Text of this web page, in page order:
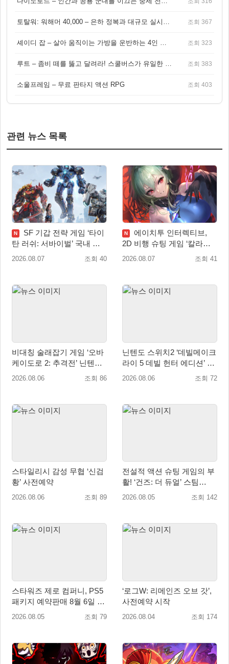
토탈워: 워해머 40,000 – 은하 정복과 대규모 실시간 전투가 결합된 전략 게임! 조회 367
셰이디 잡 – 살아 움직이는 가방을 운반하는 4인 협동 물리 어드벤처 게임 조회 323
루트 – 좀비 떼를 뚫고 달려라! 스쿨버스가 유일한 집이 되는 4인 협동 생존 게임 조회 383
소울프레임 – 무료 판타지 액션 RPG 조회 403
관련 뉴스 목록
N
SF 기갑 전략 게임 ‘타이
탄 러쉬: 서바이벌’ 국내 정
식 출시
2026.08.07 조회 40
N
에이치투 인터렉티브,
2D 비행 슈팅 게임 ‘칼라드
리우스2/다크 엘레멘트’ 올
2026.08.07 조회 41
비대칭 술래잡기 게임 ‘오바
케이도로 2: 추격전’ 닌텐도
eShop 출시
2026.08.06 조회 86
닌텐도 스위치2 ‘데빌메이크
라이 5 데빌 헌터 에디션’ 패
키지 제품 8월 7일 예약판매
2026.08.06 조회 72
스타일리시 감성 무협 ‘신검
황’ 사전예약
2026.08.06 조회 89
전설적 액션 슈팅 게임의 부
활! ‘건즈: 더 듀얼’ 스팀
(Steam) 8월 14일 정식 오픈
2026.08.05 조회 142
스타워즈 제로 컴퍼니, PS5
패키지 예약판매 8월 6일 시
작... 8월 27일 국내 정식 발
2026.08.05 조회 79
‘로그W: 리메인즈 오브 갓’,
사전예약 시작
2026.08.04 조회 174